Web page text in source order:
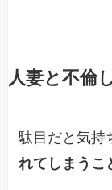
人妻と不倫
駄目だと気持
れてしまうこ